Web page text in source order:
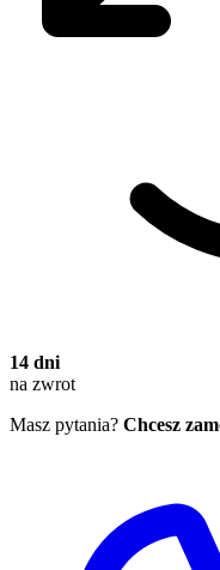
14 dni
na zwrot
Masz pytania? Chcesz